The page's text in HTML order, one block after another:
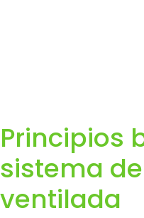
Principios
sistema
ventilada